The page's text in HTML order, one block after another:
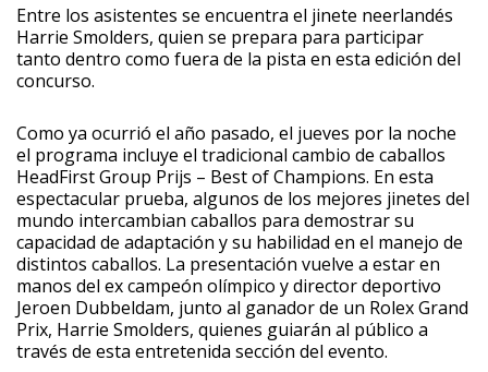
Entre los asistentes se encuentra el jinete neerlandés
Harrie Smolders, quien se prepara para participar
tanto dentro como fuera de la pista en esta edición del
concurso.
Como ya ocurrió el año pasado, el jueves por la noche
el programa incluye el tradicional cambio de caballos
HeadFirst Group Prijs – Best of Champions. En esta
espectacular prueba, algunos de los mejores jinetes del
mundo intercambian caballos para demostrar su
capacidad de adaptación y su habilidad en el manejo de
distintos caballos. La presentación vuelve a estar en
manos del ex campeón olímpico y director deportivo
Jeroen Dubbeldam, junto al ganador de un Rolex Grand
Prix, Harrie Smolders, quienes guiarán al público a
través de esta entretenida sección del evento.